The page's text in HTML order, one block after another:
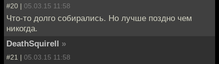
#20 | 05.03.15 11:58
Что-то долго собирались. Но лучше поздно чем
никогда.
DeathSquirell »
#21 | 05.03.15 11:58